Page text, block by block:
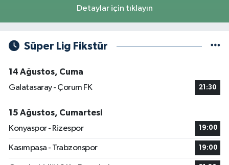
Detaylar için tıklayın
Süper Lig Fikstür
14 Ağustos, Cuma
Galatasaray - Çorum FK
21:30
15 Ağustos, Cumartesi
Konyaspor - Rizespor
19:00
Kasımpaşa - Trabzonspor 19:00